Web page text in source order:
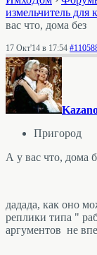
измельчитель для
вас что, дома без
17 Окт'14 в 17:54
Пригород
А у вас что, дома
дадада, как оно
реплики типа "
аргументов не